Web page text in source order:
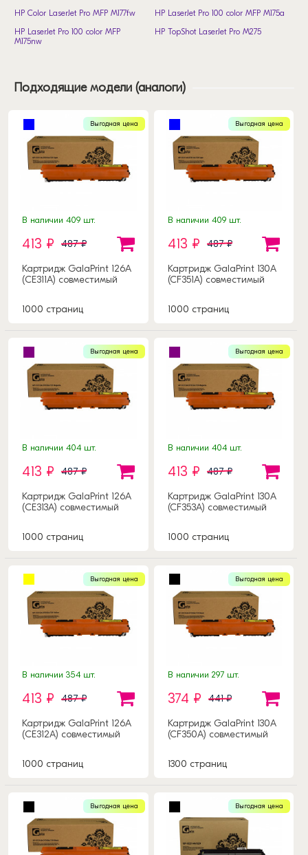
HP Color LaserJet Pro MFP M177fw
HP LaserJet Pro 100 color MFP M175a
HP LaserJet Pro 100 color MFP
M175nw
HP TopShot LaserJet Pro M275
Подходящие модели (аналоги)
Выгодная цена
В наличии 409 шт.
413 ₽ 487 ₽
Картридж GalaPrint 126А
(CE311A) совместимый
1000 страниц
Выгодная цена
В наличии 409 шт.
413 ₽ 487 ₽
Картридж GalaPrint 130A
(CF351A) совместимый
1000 страниц
Выгодная цена
В наличии 404 шт.
413 ₽ 487 ₽
Картридж GalaPrint 126А
(CE313A) совместимый
1000 страниц
Выгодная цена
В наличии 404 шт.
413 ₽ 487 ₽
Картридж GalaPrint 130A
(CF353A) совместимый
1000 страниц
Выгодная цена
В наличии 354 шт.
413 ₽ 487 ₽
Картридж GalaPrint 126А
(CE312A) совместимый
1000 страниц
Выгодная цена
В наличии 297 шт.
374 ₽ 441 ₽
Картридж GalaPrint 130A
(CF350A) совместимый
1300 страниц
Выгодная цена Выгодная цена